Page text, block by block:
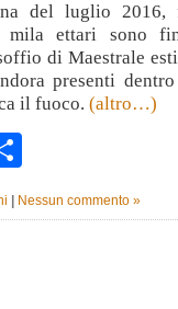
del luglio 2016,
mila ettari sono
di Maestrale
presenti
il fuoco. (altro…)
Nessun commento »